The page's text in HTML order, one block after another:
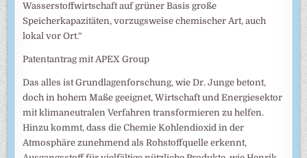
Wasserstoffwirtschaft auf grüner Basis große
Speicherkapazitäten, vorzugsweise chemischer Art, auch
lokal vor Ort.“
Patentantrag mit APEX Group
Das alles ist Grundlagenforschung, wie Dr. Junge betont,
doch in hohem Maße geeignet, Wirtschaft und Energiesektor
mit klimaneutralen Verfahren transformieren zu helfen.
Hinzu kommt, dass die Chemie Kohlendioxid in der
Atmosphäre zunehmend als Rohstoffquelle erkennt,